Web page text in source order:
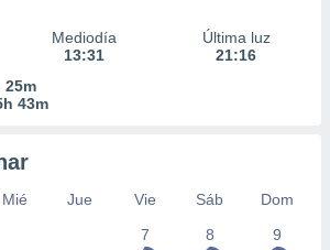
Mediodía
13:31
Última luz
21:16
25m
43m
Mié Jue Vie Sáb
Dom
7
8 9